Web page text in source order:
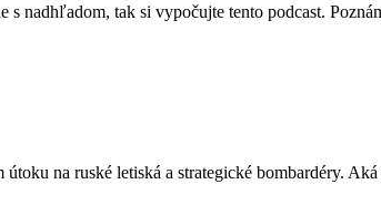
nadhľadom, tak si vypočujte tento podcast.
na ruské letiská a strategické bombardéry. Aká